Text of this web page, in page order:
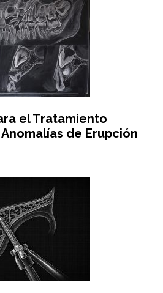
el Tratamiento
de Erupción